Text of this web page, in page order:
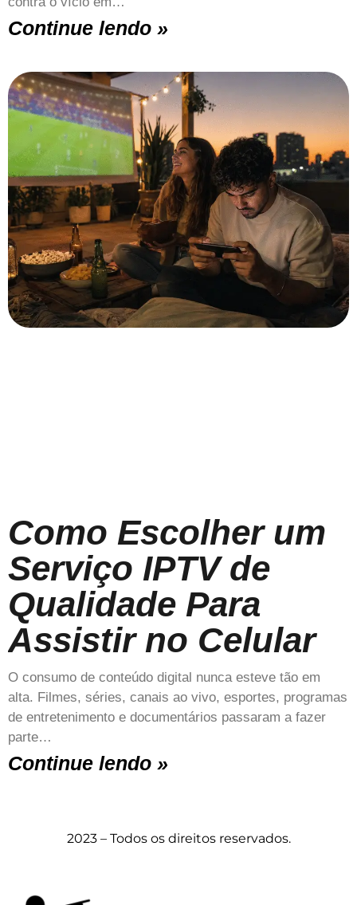
Continue lendo »
Como Escolher um
Serviço IPTV de
Qualidade Para
Assistir no Celular
O consumo de conteúdo digital nunca esteve tão em
alta. Filmes, séries, canais ao vivo, esportes, programas
de entretenimento e documentários passaram a fazer
parte…
Continue lendo »
2023 – Todos os direitos reservados.